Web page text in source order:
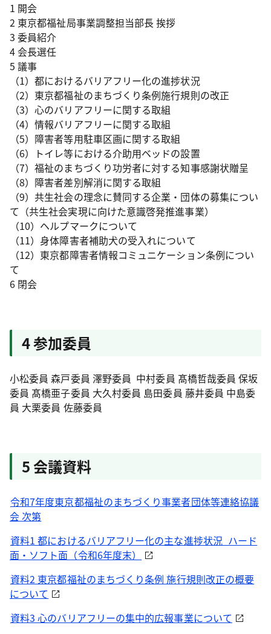
1 開会
2 東京都福祉局事業調整担当部長 挨拶
3 委員紹介
4 会長選任
5 議事
（1）都におけるバリアフリー化の進捗状況
（2）東京都福祉のまちづくり条例施行規則の改正
（3）心のバリアフリーに関する取組
（4）情報バリアフリーに関する取組
（5）障害者等用駐車区画に関する取組
（6）トイレ等における介助用ベッドの設置
（7）福祉のまちづくり功労者に対する知事感謝状贈呈
（8）障害者差別解消に関する取組
（9）共生社会の理念に賛同する企業・団体の募集につい
て（共生社会実現に向けた意識啓発推進事業）
（10）ヘルプマークについて
（11）身体障害者補助犬の受入れについて
（12）東京都障害者情報コミュニケーション条例につい
て
6 閉会
4 参加委員
小松委員 森戸委員 澤野委員 中村委員 髙橋哲哉委員 保坂
委員 髙橋亜子委員 大久村委員 島田委員 藤井委員 中島委
員 大栗委員 佐藤委員
5 会議資料
令和7年度東京都福祉のまちづくり事業者団体等連絡協議
会 次第
資料1 都におけるバリアフリー化の主な進捗状況_ハード
面・ソフト面（令和6年度末）
資料2 東京都福祉のまちづくり条例 施行規則改正の概要
について
資料3 心のバリアフリーの集中的広報事業について